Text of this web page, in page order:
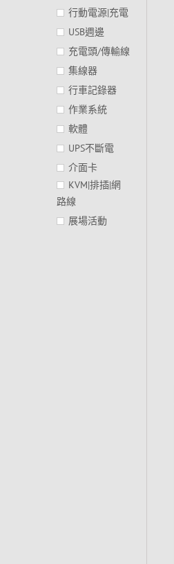
行動電源|充電
USB週邊
充電頭/傳輸線
集線器
行車記錄器
作業系統
軟體
UPS不斷電
介面卡
KVM|排插|網
路線
展場活動